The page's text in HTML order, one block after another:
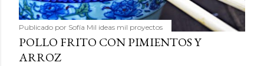
Publicado por Sofía Mil ideas mil proyectos
POLLO FRITO CON PIMIENTOS Y
ARROZ